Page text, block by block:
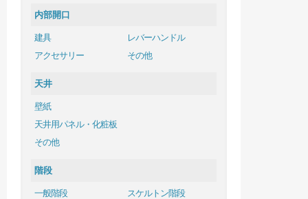
内部開口
建具
レバーハンドル
アクセサリー
その他
天井
壁紙
天井用パネル・化粧板
その他
階段
一般階段
スケルトン階段